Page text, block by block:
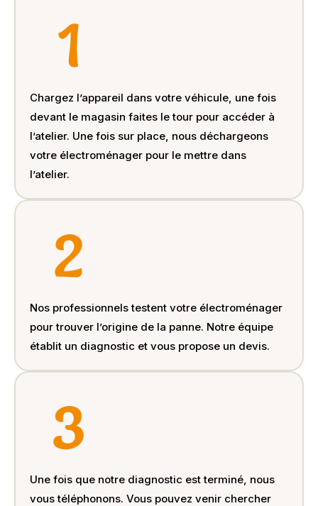
Chargez l’appareil dans votre véhicule, une fois
devant le magasin faites le tour pour accéder à
l’atelier. Une fois sur place, nous déchargeons
votre électroménager pour le mettre dans
l’atelier.
Nos professionnels testent votre électroménager
pour trouver l’origine de la panne. Notre équipe
établit un diagnostic et vous propose un devis.
Une fois que notre diagnostic est terminé, nous
vous téléphonons. Vous pouvez venir chercher